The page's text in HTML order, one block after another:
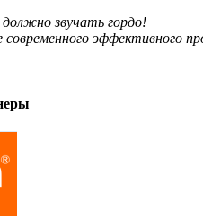
звучать гордо!
современного эффективного